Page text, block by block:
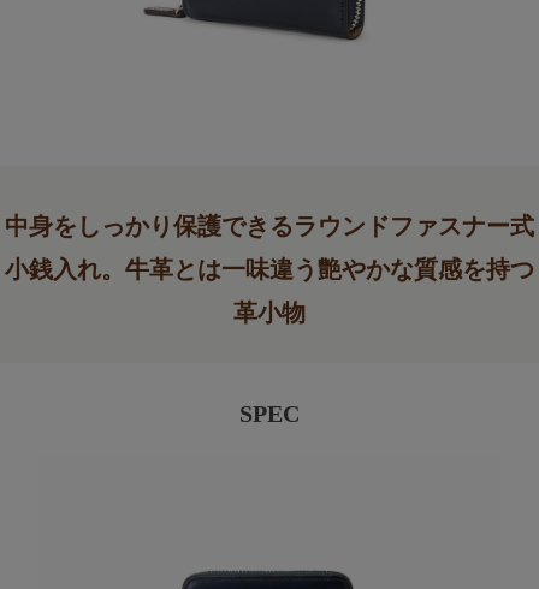
中身をしっかり保護できるラウンドファスナー式
小銭入れ。牛革とは一味違う艶やかな質感を持つ
革小物
SPEC